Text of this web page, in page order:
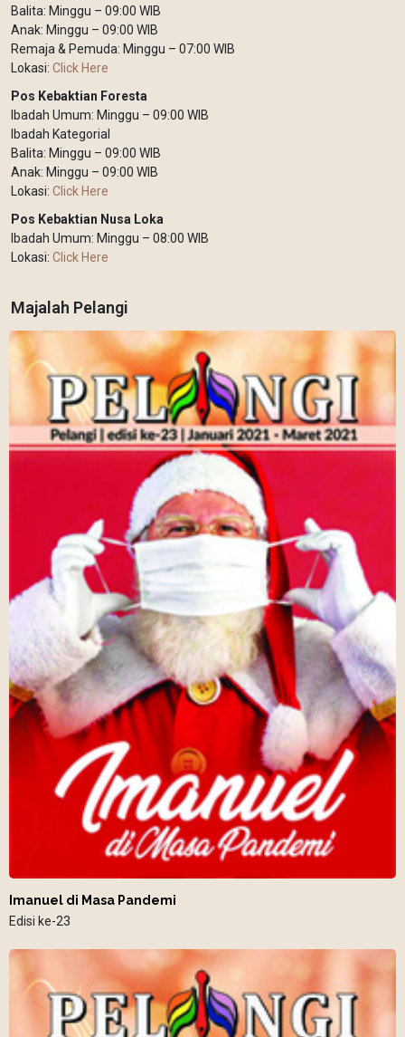
Balita: Minggu – 09:00 WIB
Anak: Minggu – 09:00 WIB
Remaja & Pemuda: Minggu – 07:00 WIB
Lokasi: Click Here
Pos Kebaktian Foresta
Ibadah Umum: Minggu – 09:00 WIB
Ibadah Kategorial
Balita: Minggu – 09:00 WIB
Anak: Minggu – 09:00 WIB
Lokasi: Click Here
Pos Kebaktian Nusa Loka
Ibadah Umum: Minggu – 08:00 WIB
Lokasi: Click Here
Majalah Pelangi
Imanuel di Masa Pandemi
Edisi ke-23